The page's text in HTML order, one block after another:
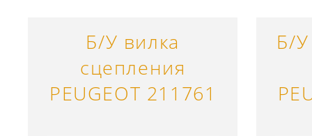
Б/У вилка
сцепления
PEUGEOT 211761
Б/У